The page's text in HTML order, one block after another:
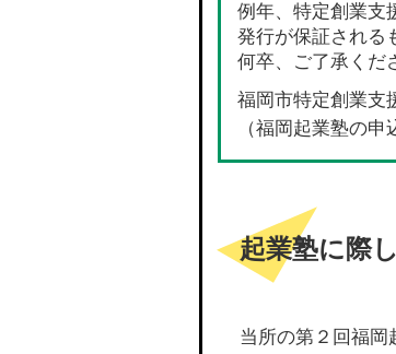
例年、特定創業支
発行が保証される
何卒、ご了承くだ
福岡市特定創業支
（福岡起業塾の申
起業塾に際
当所の第２回福岡